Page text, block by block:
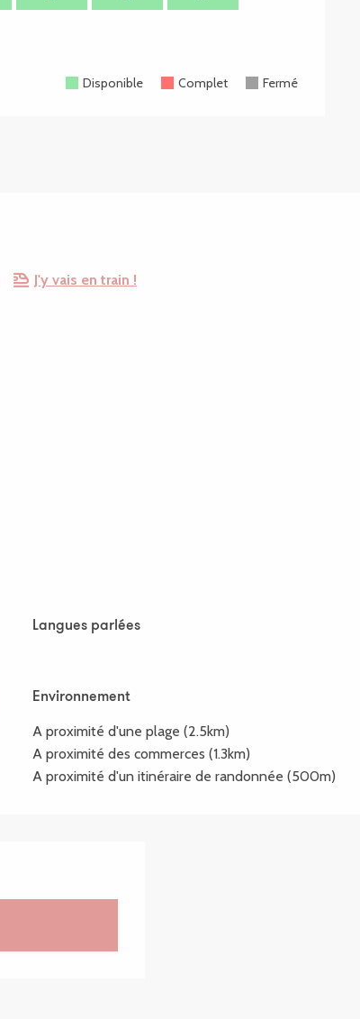
Disponible Complet Fermé
J'y vais en train !
Langues parlées
Langues parlées
Environnement
Environnement
A proximité d'une plage (2.5km)
A proximité des commerces (1.3km)
A proximité d'un itinéraire de randonnée (500m)